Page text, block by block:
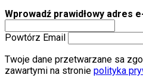
Wprowadź prawidłowy adres
Powtórz Email
Twoje dane przetwarzane sa
zawartymi na stronie polityka